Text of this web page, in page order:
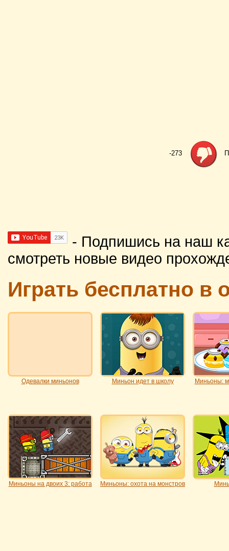
-273
- Подпишись на наш
смотреть новые видео
Играть бесплатно
Одевалки миньонов Миньон идет в школу Миньоны:
Миньоны на двоих 3: работа Миньоны: охота на монстров